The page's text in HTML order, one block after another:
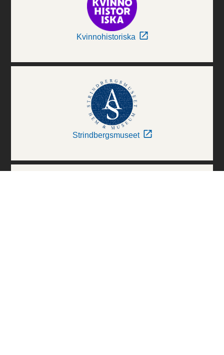
Kvinnohistoriska
Strindbergsmuseet